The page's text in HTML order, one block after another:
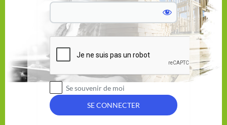
Se souvenir de moi